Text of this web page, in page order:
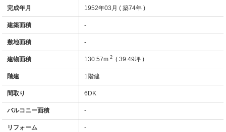
完成年月 1952年03月 ( 築74年 )
建築面積 -
敷地面積 -
建物面積 130.57m2 ( 39.49坪 )
階建 1階建
間取り 6DK
バルコニー面積 -
リフォーム -